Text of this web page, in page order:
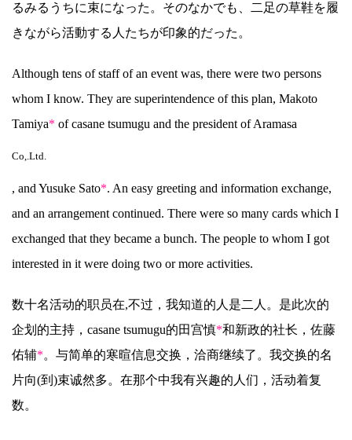
るみるうちに束になった。そのなかでも、二足の草鞋を履
きながら活動する人たちが印象的だった。
Although tens of staff of an event was, there were two persons
whom I know. They are superintendence of this plan, Makoto
Tamiya* of casane tsumugu and the president of Aramasa
Co,.Ltd.
, and Yusuke Sato*. An easy greeting and information exchange,
and an arrangement continued. There were so many cards which I
exchanged that they became a bunch. The people to whom I got
interested in it were doing two or more activities.
数十名活动的职员在,不过，我知道的人是二人。是此次的
企划的主持，casane tsumugu的田宫慎*和新政的社长，佐藤
佑辅*。与简单的寒暄信息交换，洽商继续了。我交换的名
片向(到)束诚然多。在那个中我有兴趣的人们，活动着复
数。